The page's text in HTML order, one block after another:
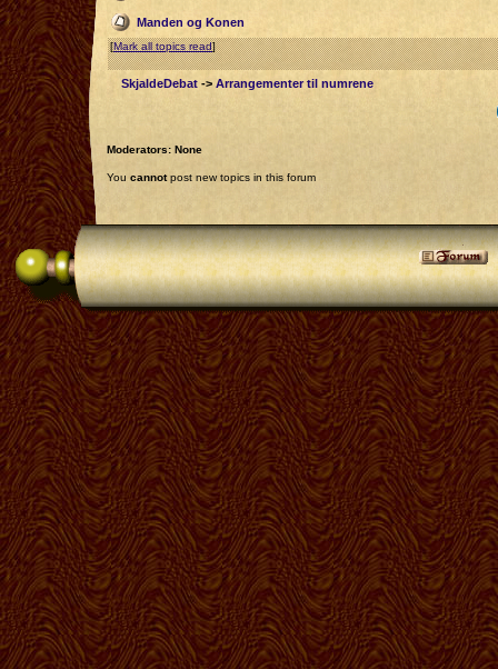
Manden og Konen
[Mark all topics read]
SkjaldeDebat -> Arrangementer til numrene
Moderators: None
You cannotpost new topics in this forum